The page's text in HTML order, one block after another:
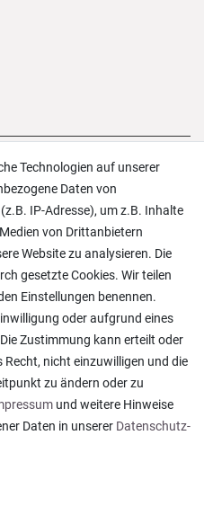
Lieferung und
05.08.2026
Technologien auf unserer
Daten von
IP-Adresse), um z.B. Inhalte
von Drittanbietern
Website zu analysieren. Die
gesetzte Cookies. Wir teilen
Einstellungen benennen.
oder aufgrund eines
Zustimmung kann erteilt oder
nicht einzuwilligen und die
zu ändern oder zu
und weitere Hinweise
Daten in unserer Daten­schutz­